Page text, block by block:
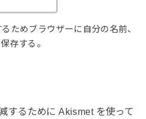
ためブラウザーに自分の名前、
存する。
するために Akismet を使って